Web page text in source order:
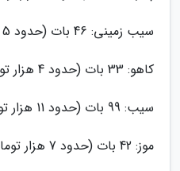
سیب زمینی: 46 بات (حدود 5 هزار تومان)
کاهو: 33 بات (حدود 4 هزار تومان)
سیب: 99 بات (حدود 11 هزار تومان)
موز: 42 بات (حدود 7 هزار تومان)